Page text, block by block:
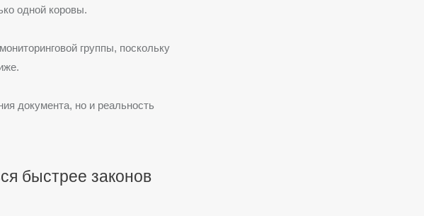
одной коровы.
группы, поскольку
документа, но и реальность
быстрее законов